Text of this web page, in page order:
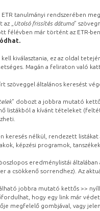
ETR tanulmányi rendszerében
„ Utolsó frissítés dátuma”
félévben már történt az ETR-
kiválasztania, ez az oldal tetején
Magán a feliraton való
szöveggel általános keresést
” dobozt a jobbra mutató
listákból a kívánt tételeket
keresés nélkül, rendezett
képzési programok,
eredménylistái
a csökkenő sorrendhez). Az
jobbra mutató kettős >>
hogy egy link már
megfelelő gombjával, vagy